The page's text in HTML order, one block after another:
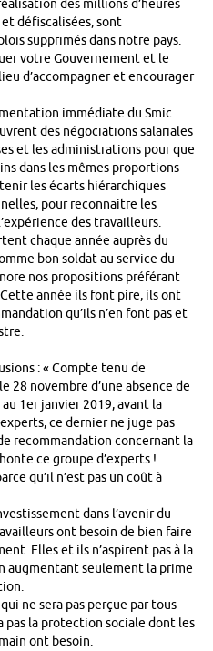
des millions d’heures
défiscalisées, sont
supprimés dans notre pays.
votre Gouvernement et le
d’accompagner et encourager
immédiate du Smic
des négociations salariales
et les administrations pour que
dans les mêmes proportions
les écarts hiérarchiques
pour reconnaitre les
des travailleurs.
chaque année auprès du
bon soldat au service du
nos propositions préférant
année ils font pire, ils ont
qu’ils n’en font pas et
: « Compte tenu de
28 novembre d’une absence de
1er janvier 2019, avant la
ce dernier ne juge pas
recommandation concernant la
ce groupe d’experts !
qu’il n’est pas un coût à
dans l’avenir du
ont besoin de bien faire
Elles et ils n’aspirent pas à la
augmentant seulement la prime
ne sera pas perçue par tous
pas la protection sociale dont les
ont besoin.